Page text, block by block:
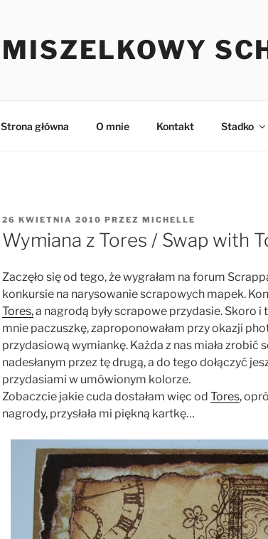
MISZELKOWY
Strona główna O mnie Kontakt Stadko
OPUBLIKOWANE
W
26 KWIETNIA 2010 PRZEZ MICHELLE
Wymiana z Tores / Swap with
Zaczęło się od tego, że wygrałam na forum
konkursie na narysowanie scrapowych mapek.
Tores,a nagrodą były scrapowe przydasie. Skoro i
mnie paczuszkę, zaproponowałam przy okazji
przydasiową wymiankę. Każda z nas miała zrobić
nadesłanym przez tę drugą, a do tego dołączyć
przydasiami w umówionym kolorze.
Zobaczcie jakie cuda dostałam więc od Tores,
nagrody, przysłała mi piękną kartkę…